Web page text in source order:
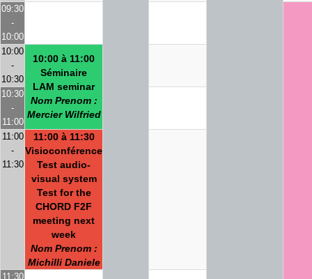
09:30
-
10:00
10:00
-
10:30
10:00 à 11:00
Séminaire
LAM seminar
Nom Prenom :
Mercier Wilfried
10:30
-
11:00
11:00
-
11:30
11:00 à 11:30
Visioconférence
Test audio-
visual system
Test for the
CHORD F2F
meeting next
week
Nom Prenom :
Michilli Daniele
11:30